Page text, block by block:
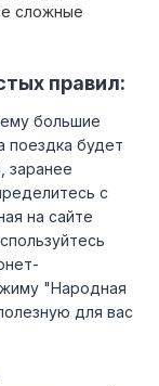
сложные
правил:
большие
поездка будет
заранее
с
на сайте
"Народная
для вас